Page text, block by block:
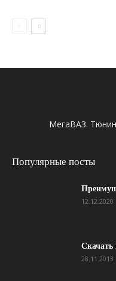
МегаВАЗ.
Популярные посты
12.12.2020
Скачать
28.11.2013